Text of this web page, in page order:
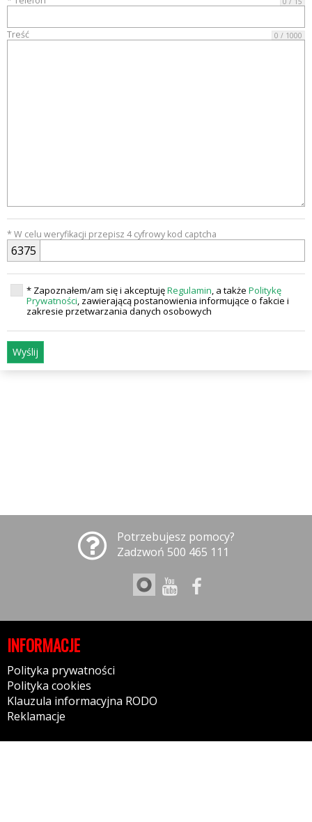
Treść 0 / 1000
* W celu weryfikacji przepisz 4 cyfrowy kod captcha
6375
* Zapoznałem/am się i akceptujęRegulamin , a także Politykę
Prywatności , zawierającą postanowienia informujące o fakcie i
zakresie przetwarzania danych osobowych
Wyślij
Potrzebujesz pomocy?
Zadzwoń 500 465 111
INFORMACJE
Polityka prywatności
Polityka cookies
Klauzula informacyjna RODO
Reklamacje
GODZINY OTWARCIA